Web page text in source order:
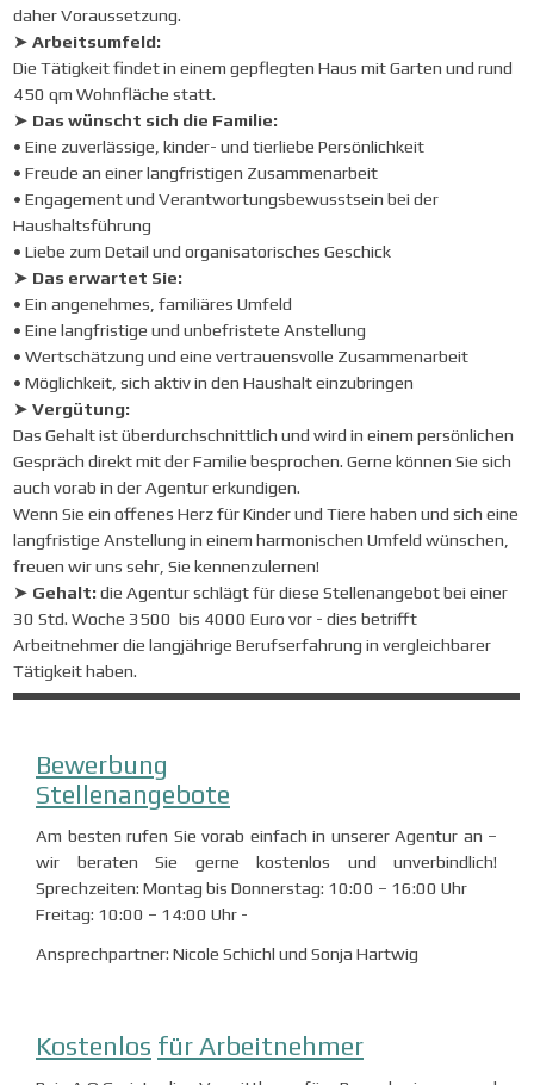
daher Voraussetzung.
➤ Arbeitsumfeld:
Die Tätigkeit findet in einem gepflegten Haus mit Garten und rund
450 qm Wohnfläche statt.
➤ Das wünscht sich die Familie:
• Eine zuverlässige, kinder- und tierliebe Persönlichkeit
• Freude an einer langfristigen Zusammenarbeit
• Engagement und Verantwortungsbewusstsein bei der
Haushaltsführung
• Liebe zum Detail und organisatorisches Geschick
➤ Das erwartet Sie:
• Ein angenehmes, familiäres Umfeld
• Eine langfristige und unbefristete Anstellung
• Wertschätzung und eine vertrauensvolle Zusammenarbeit
• Möglichkeit, sich aktiv in den Haushalt einzubringen
➤ Vergütung:
Das Gehalt ist überdurchschnittlich und wird in einem persönlichen
Gespräch direkt mit der Familie besprochen. Gerne können Sie sich
auch vorab in der Agentur erkundigen.
Wenn Sie ein offenes Herz für Kinder und Tiere haben und sich eine
langfristige Anstellung in einem harmonischen Umfeld wünschen,
freuen wir uns sehr, Sie kennenzulernen!
➤ Gehalt:die Agentur schlägt für diese Stellenangebot bei einer
30 Std. Woche 3500 bis 4000 Euro vor - dies betrifft
Arbeitnehmer die langjährige Berufserfahrung in vergleichbarer
Tätigkeit haben.
Bewerbung
Stellenangebote
Am besten rufen Sie vorab einfach in unserer Agentur an –
wir beraten Sie gerne kostenlos und unverbindlich!
Sprechzeiten: Montag bis Donnerstag: 10:00 – 16:00 Uhr
Freitag: 10:00 – 14:00 Uhr -
Ansprechpartner: Nicole Schichl und Sonja Hartwig
Kostenlos für Arbeitnehmer